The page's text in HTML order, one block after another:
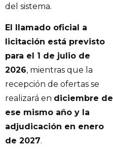
del sistema.
El llamado oficial a
licitación está previsto
para el 1 de julio de
2026, mientras que la
recepción de ofertas se
realizará en diciembre de
ese mismo año y la
adjudicación en enero
de 2027.